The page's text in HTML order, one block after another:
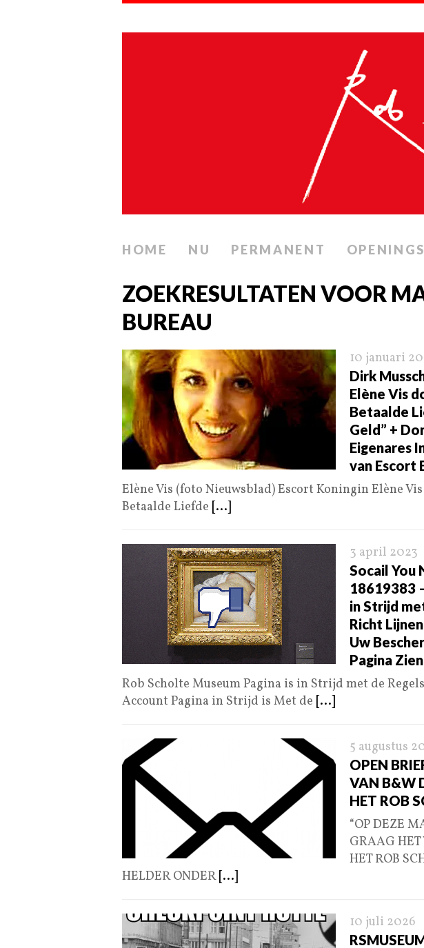
HOME NU PERMANENT
ZOEKRESULTATEN VOOR
BUREAU
10 januari
Dirk
Elène Vis
Betaalde
Geld” +
Eigenares
van Escort
Elène Vis (foto Nieuwsblad) Escort Koningin Elène
Betaalde Liefde [...]
3 april 2023
Socail You
18619383
in Strijd
Richt
Uw
Pagina
Rob Scholte Museum Pagina is in Strijd met de
Account Pagina in Strijd is Met de [...]
5 augustus
OPEN
VAN B&W
HET ROB
“OP DEZE
GRAAG HET
HET ROB
HELDER ONDER [...]
10 juli 2026